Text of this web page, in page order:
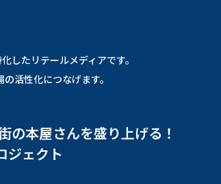
したリテールメディアです。
活性化につなげます。
の本屋さんを盛り上げる！
ジェクト